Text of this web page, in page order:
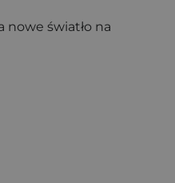
nowe światło na